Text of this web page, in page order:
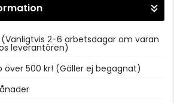
Gå till kassan
(Vanligtvis 2-6 arbetsdagar om varan
leverantören)
över 500 kr! (Gäller ej begagnat)